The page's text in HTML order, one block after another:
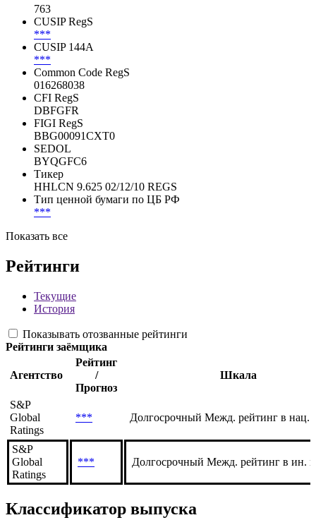
763
CUSIP RegS
***
CUSIP 144A
***
Common Code RegS
016268038
CFI RegS
DBFGFR
FIGI RegS
BBG00091CXT0
SEDOL
BYQGFC6
Тикер
HHLCN 9.625 02/12/10 REGS
Тип ценной бумаги по ЦБ РФ
***
Показать все
Рейтинги
Текущие
История
Показывать отозванные рейтинги
Рейтинги заёмщика
Агентство
Рейтинг
/
Прогноз
Шкала
S&P
Global
Ratings
*** Долгосрочный Межд. рейтинг в нац.
S&P
Global
Ratings
*** Долгосрочный Межд. рейтинг в ин.
Классификатор выпуска